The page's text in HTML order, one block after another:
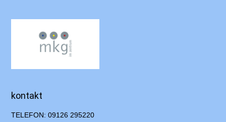
kontakt
TELEFON: 09126 295220